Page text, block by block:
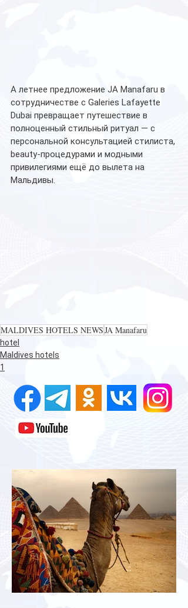
А летнее предложение JA Manafaru в
сотрудничестве с Galeries Lafayette
Dubai превращает путешествие в
полноценный стильный ритуал — с
персональной консультацией стилиста,
beauty-процедурами и модными
привилегиями ещё до вылета на
Мальдивы.
MALDIVES HOTELS NEWSJA Manafaru
hotel
Maldives hotels
1